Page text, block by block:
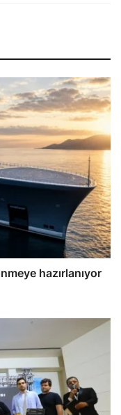
hazırlanıyor